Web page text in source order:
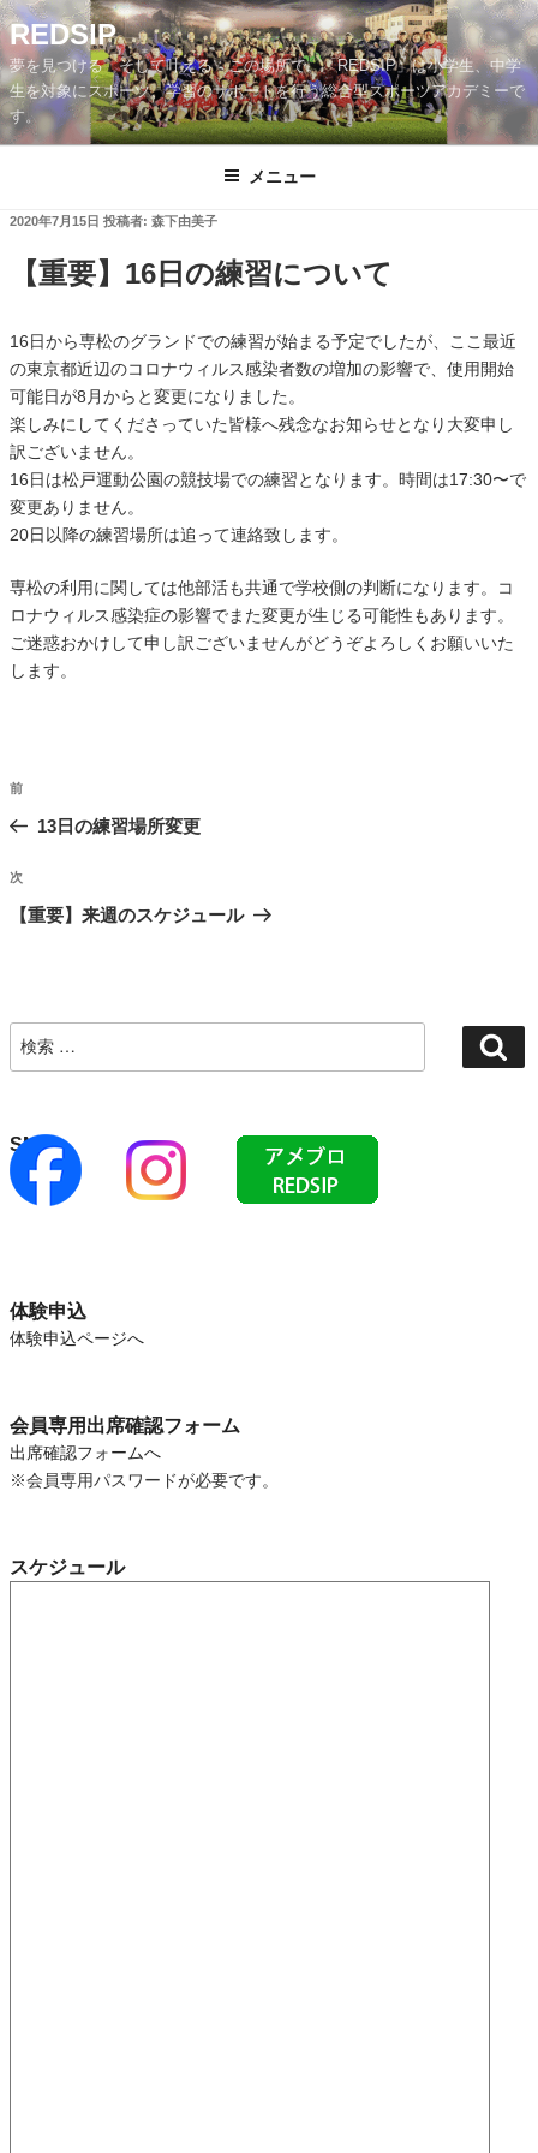
REDSIP
夢を見つける そして叶える この場所で。「REDSIP」は小学生、中学
生を対象にスポーツ、学習のサポートを行う総合型スポーツアカデミーで
す。
メニュー
投
2020年7月15日 投稿者: 森下由美子
【重要】16日の練習について
16日から専松のグランドでの練習が始まる予定でしたが、ここ最近
の東京都近辺のコロナウィルス感染者数の増加の影響で、使用開始
可能日が8月からと変更になりました。
楽しみにしてくださっていた皆様へ残念なお知らせとなり大変申し
訳ございません。
16日は松戸運動公園の競技場での練習となります。時間は17:30〜で
変更ありません。
20日以降の練習場所は追って連絡致します。
専松の利用に関しては他部活も共通で学校側の判断になります。コ
ロナウィルス感染症の影響でまた変更が生じる可能性もあります。
ご迷惑おかけして申し訳ございませんがどうぞよろしくお願いいた
します。
投
ビ
ゲ
ン
過
去
投
前
13日の練習場所変更
次
の
次
【重要】来週のスケジュール
検
SNS
体験申込
体験申込ページへ
会員専用出席確認フォーム
出席確認フォームへ
※会員専用パスワードが必要です。
スケジュール